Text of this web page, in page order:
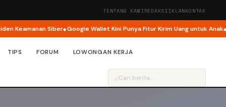
TENTANG KAMIREDAKSIIKLANKONTAK
Siber Google Wallet Kini Punya Fitur Kirim Uang untuk Anak
TIPS FORUM LOWONGAN KERJA
⌕